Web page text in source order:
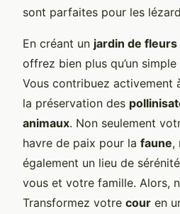
sont parfaites pour les
En créant un jardin de fleurs
offrez bien plus qu’un
Vous contribuez activement
la préservation des
animaux. Non seulement
havre de paix pour la faune,
également un lieu de
vous et votre famille. Alors,
Transformez votre cour en